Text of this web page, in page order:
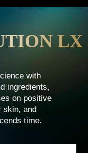
LX
with
ingredients,
on positive
skin, and
time.